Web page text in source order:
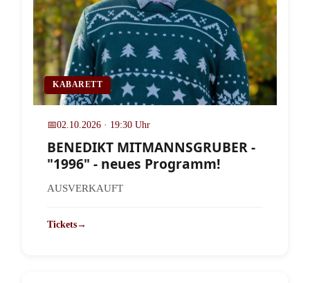
KABARETT
📅02.10.2026 · 19:30 Uhr
BENEDIKT MITMANNSGRUBER -
"1996" - neues Programm!
AUSVERKAUFT
Tickets→